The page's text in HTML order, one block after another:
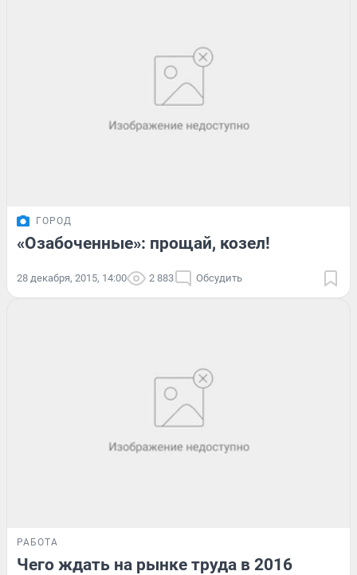
ГОРОД
«Озабоченные»: прощай, козел!
28 декабря, 2015, 14:00 2 883 Обсудить
РАБОТА
Чего ждать на рынке труда в 2016